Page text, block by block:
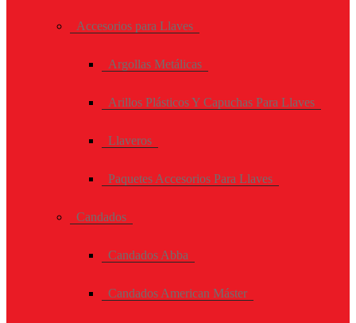
Accesorios para Llaves
Argollas Metálicas
Arillos Plásticos Y Capuchas Para Llaves
Llaveros
Paquetes Accesorios Para Llaves
Candados
Candados Abba
Candados American Máster